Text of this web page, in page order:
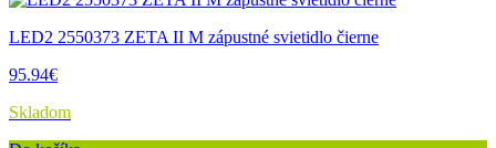
LED2 2550373 ZETA II M zápustné svietidlo čierne
95.94€
Skladom